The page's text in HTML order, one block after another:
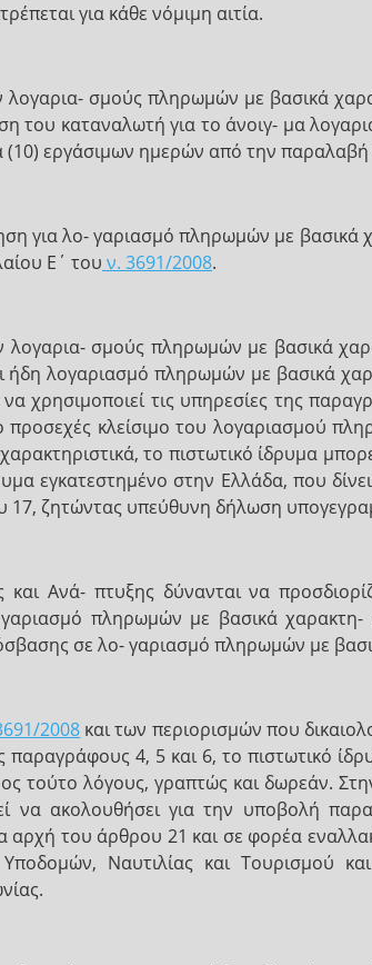
για κάθε νόμιμη αιτία.
σμούς πληρωμών με βασικά
του καταναλωτή για το άνοιγ- μα
(10) εργάσιμων ημερών από την
για λο- γαριασμό πληρωμών με βασικά
Ε΄ του ν. 3691/2008.
σμούς πληρωμών με βασικά
λογαριασμό πληρωμών με βασικά
χρησιμοποιεί τις υπηρεσίες της
προσεχές κλείσιμο του λογαριασμού
το πιστωτικό ίδρυμα
εγκατεστημένο στην Ελλάδα, που
ζητώντας υπεύθυνη δήλωση
Ανά- πτυξης δύνανται να
πληρωμών με βασικά
σε λο- γαριασμό πληρωμών με
2008 και των περιορισμών που
4, 5 και 6, το πιστωτικό
τούτο λόγους, γραπτώς και δωρεάν.
να ακολουθήσει για την υποβολή
του άρθρου 21 και σε φορέα
Ναυτιλίας και Τουρισμού